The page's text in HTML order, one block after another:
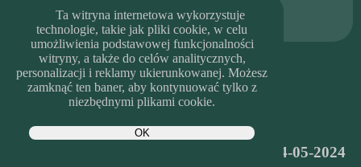
kulkilozyskowe.elub.pl BINGO.74.FR 24-05-2024
Ta witryna internetowa wykorzystuje
technologie, takie jak pliki cookie, w celu
umożliwienia podstawowej funkcjonalności
witryny, a także do celów analitycznych,
personalizacji i reklamy ukierunkowanej. Możesz
zamknąć ten baner, aby kontynuować tylko z
niezbędnymi plikami cookie.
OK